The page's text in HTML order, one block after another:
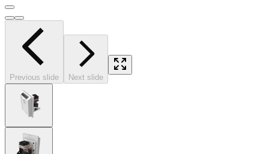
Previous slide Next slide